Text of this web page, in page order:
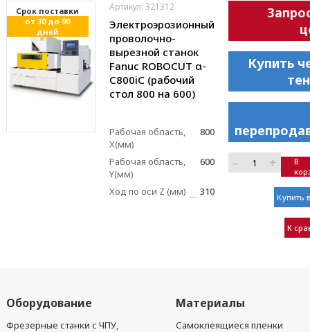
Cрок поставки
от 30 до 90
дней
Артикул: 321312
Электроэрозионный
проволочно-
вырезной станок
Fanuc ROBOCUT α-
C800iC (рабочий
стол 800 на 600)
Рабочая область,
X(мм)
800
Рабочая область,
Y(мм)
600
Ход по оси Z (мм) 310
Купить
– +
В
Купить
К
Оборудование
Фрезерные станки с ЧПУ,
Материалы
Самоклеящиеся пленки